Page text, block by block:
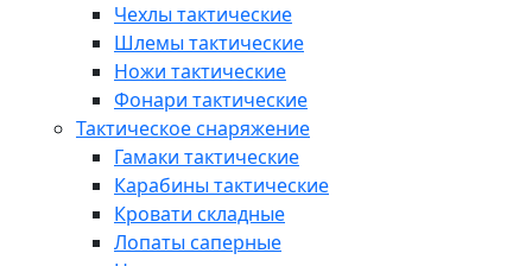
Чехлы тактические
Шлемы тактические
Ножи тактические
Фонари тактические
Тактическое снаряжение
Гамаки тактические
Карабины тактические
Кровати складные
Лопаты саперные